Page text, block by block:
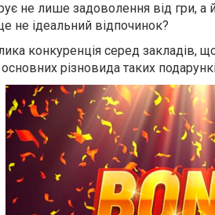
не лише задоволення від гри,
не ідеальний відпочинок?
конкуренція серед закладів,
різновида таких